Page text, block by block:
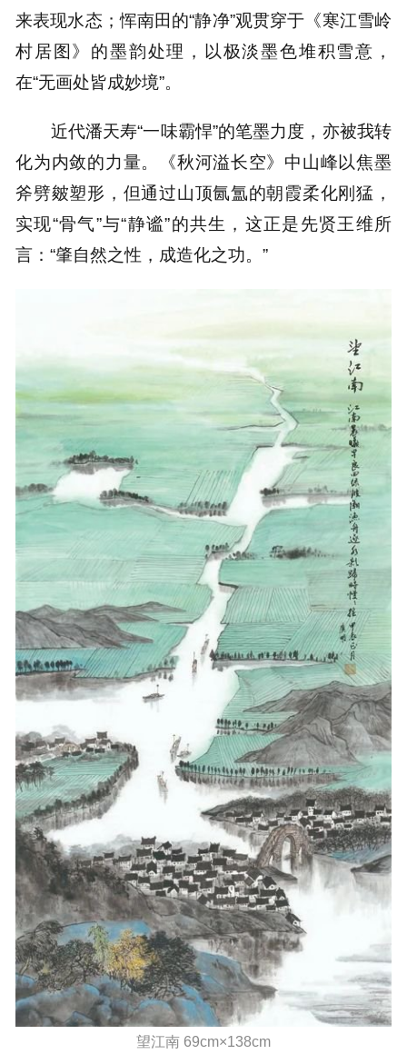
来表现水态；恽南田的“静净”观贯穿于《寒江雪岭
村居图》的墨韵处理，以极淡墨色堆积雪意，
在“无画处皆成妙境”。
近代潘天寿“一味霸悍”的笔墨力度，亦被我转
化为内敛的力量。《秋河溢长空》中山峰以焦墨
斧劈皴塑形，但通过山顶氤氲的朝霞柔化刚猛，
实现“骨气”与“静谧”的共生，这正是先贤王维所
言：“肇自然之性，成造化之功。”
望江南 69cm×138cm